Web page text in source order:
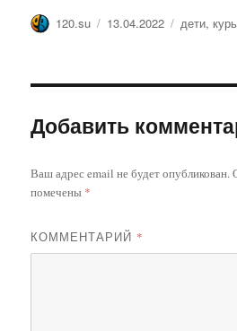
Автор
120.su Опубликовано
13.04.2022 Метки
дети,
Добавить
Ваш адрес email не будет опубликован.
помечены *
КОММЕНТАРИЙ *